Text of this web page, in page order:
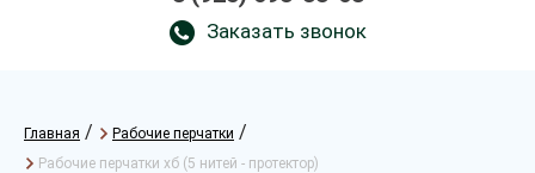
Заказать звонок
Главная / Рабочие перчатки /
Рабочие перчатки хб (5 нитей - протектор)